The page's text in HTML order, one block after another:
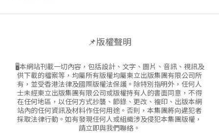
📌版權聲明
🖥本網站刊載一切內容，包括設計、文字、圖片、音訊、視訊及
供下載的檔案等，均屬所有版權均屬東立出版集團有限公司所
有，並受香港法律及國際版權法保護。除特別指明外，任何人
士未經東立出版集團有限公司或版權持有人的書面同意，不得
在任何地區，以任何方式抄襲、節錄、更改、複印、出版本網
站內的任何資訊及材料作任何用途。否則，本集團將向違犯者
採取法律行動。如有發現任何人或組織涉及侵犯本集團版權，
請立即與我們聯絡。